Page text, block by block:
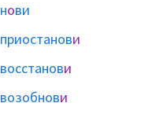
нови
приостанови
восстанови
возобнови